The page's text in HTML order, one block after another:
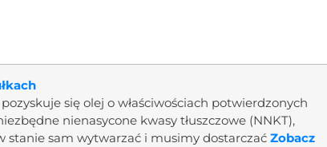
się olej o właściwościach potwierdzonych
nienasycone kwasy tłuszczowe (NNKT),
stanie sam wytwarzać i musimy dostarczaćZobacz